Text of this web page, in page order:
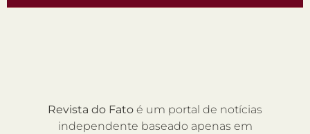
Revista do Fato é um portal de notícias
independente baseado apenas em